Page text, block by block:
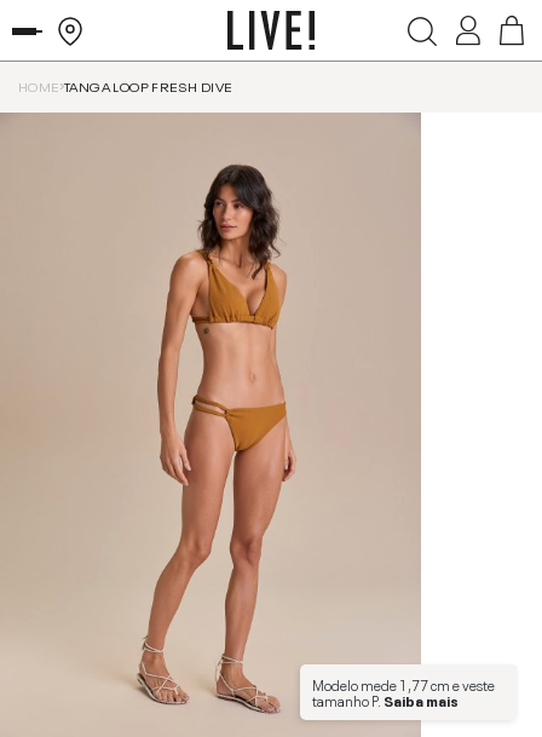
HOME TANGA LOOP FRESH DIVE
Modelo mede1,77 cme veste
tamanhoP. Saiba mais